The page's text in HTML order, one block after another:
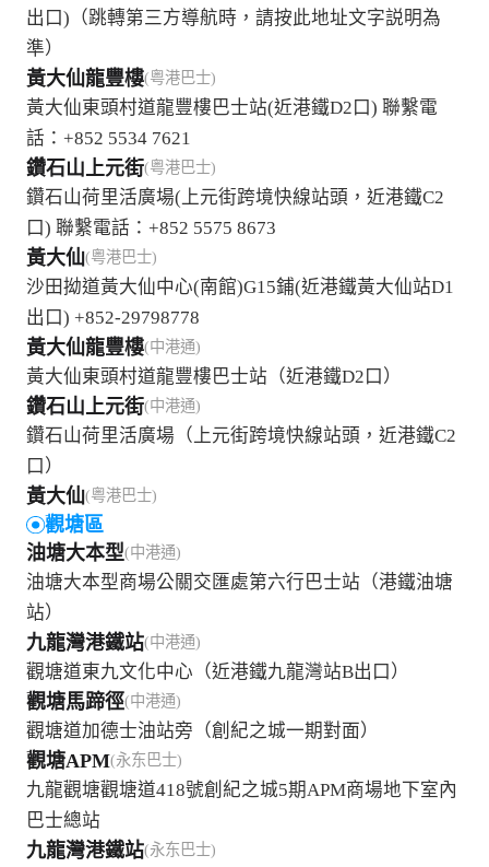
出口)（跳轉第三方導航時，請按此地址文字説明為
準）
黃大仙龍豐樓(粤港巴士)
黃大仙東頭村道龍豐樓巴士站(近港鐵D2口) 聯繫電
話：+852 5534 7621
鑽石山上元街(粤港巴士)
鑽石山荷里活廣場(上元街跨境快線站頭，近港鐵C2
口) 聯繫電話：+852 5575 8673
黃大仙(粤港巴士)
沙田拗道黃大仙中心(南館)G15鋪(近港鐵黃大仙站D1
出口) +852-29798778
黃大仙龍豐樓(中港通)
黃大仙東頭村道龍豐樓巴士站（近港鐵D2口）
鑽石山上元街(中港通)
鑽石山荷里活廣場（上元街跨境快線站頭，近港鐵C2
口）
黃大仙(粤港巴士)
觀塘區
油塘大本型(中港通)
油塘大本型商場公關交匯處第六行巴士站（港鐵油塘
站）
九龍灣港鐵站(中港通)
觀塘道東九文化中心（近港鐵九龍灣站B出口）
觀塘馬蹄徑(中港通)
觀塘道加德士油站旁（創紀之城一期對面）
觀塘APM(永东巴士)
九龍觀塘觀塘道418號創紀之城5期APM商場地下室內
巴士總站
九龍灣港鐵站(永东巴士)